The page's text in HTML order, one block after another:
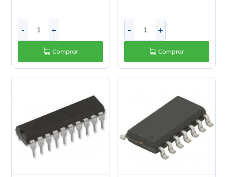
- +
Comprar
- +
Comprar